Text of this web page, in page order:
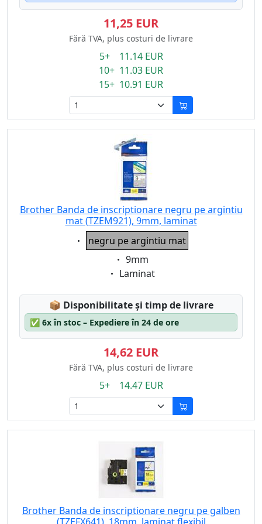
11,25 EUR
Fără TVA, plus costuri de livrare
5+ 11.14 EUR
10+ 11.03 EUR
15+ 10.91 EUR
Brother Banda de inscriptionare negru pe argintiu
mat (TZEM921), 9mm, laminat
Eigenschaft:
negru pe argintiu mat
Eigenschaft:
9mm
Eigenschaft:
Laminat
📦 Lagerstatus:
Disponibilitate și timp de livrare
✅ 6x în stoc – Expediere în 24 de ore
14,62 EUR
Fără TVA, plus costuri de livrare
5+ 14.47 EUR
Brother Banda de inscriptionare negru pe galben